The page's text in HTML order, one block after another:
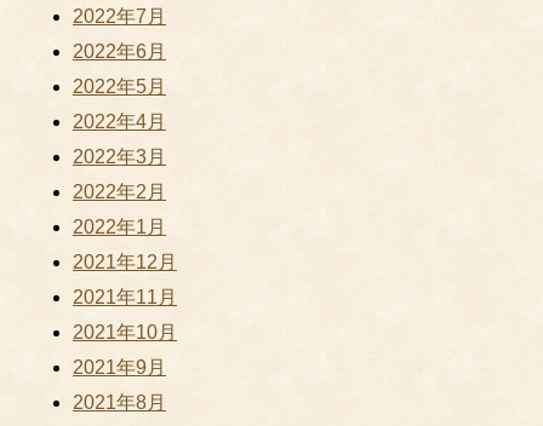
2022年7月
2022年6月
2022年5月
2022年4月
2022年3月
2022年2月
2022年1月
2021年12月
2021年11月
2021年10月
2021年9月
2021年8月